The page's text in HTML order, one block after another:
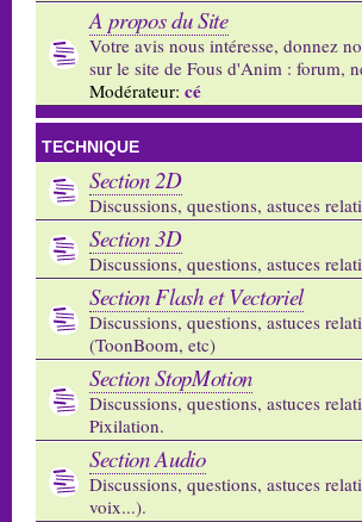
A propos du Site
Votre avis nous intéresse, donnez
sur le site de Fous d'Anim : forum,
Modérateur: cé
TECHNIQUE
Section 2D
Discussions, questions, astuces
Section 3D
Discussions, questions, astuces
Section Flash et Vectoriel
Discussions, questions, astuces
(ToonBoom, etc)
Section StopMotion
Discussions, questions, astuces
Pixilation.
Section Audio
Discussions, questions, astuces
voix...).